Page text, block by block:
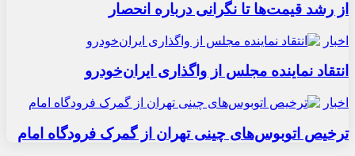
از رشد قیمت‌ها تا نگرانی درباره انحصار
اخبار
انتقاد نماینده مجلس از واگذاری ایران‌خودرو
اخبار
ترخیص اتوبوس‌های چینی تهران از گمرک فرودگاه امام